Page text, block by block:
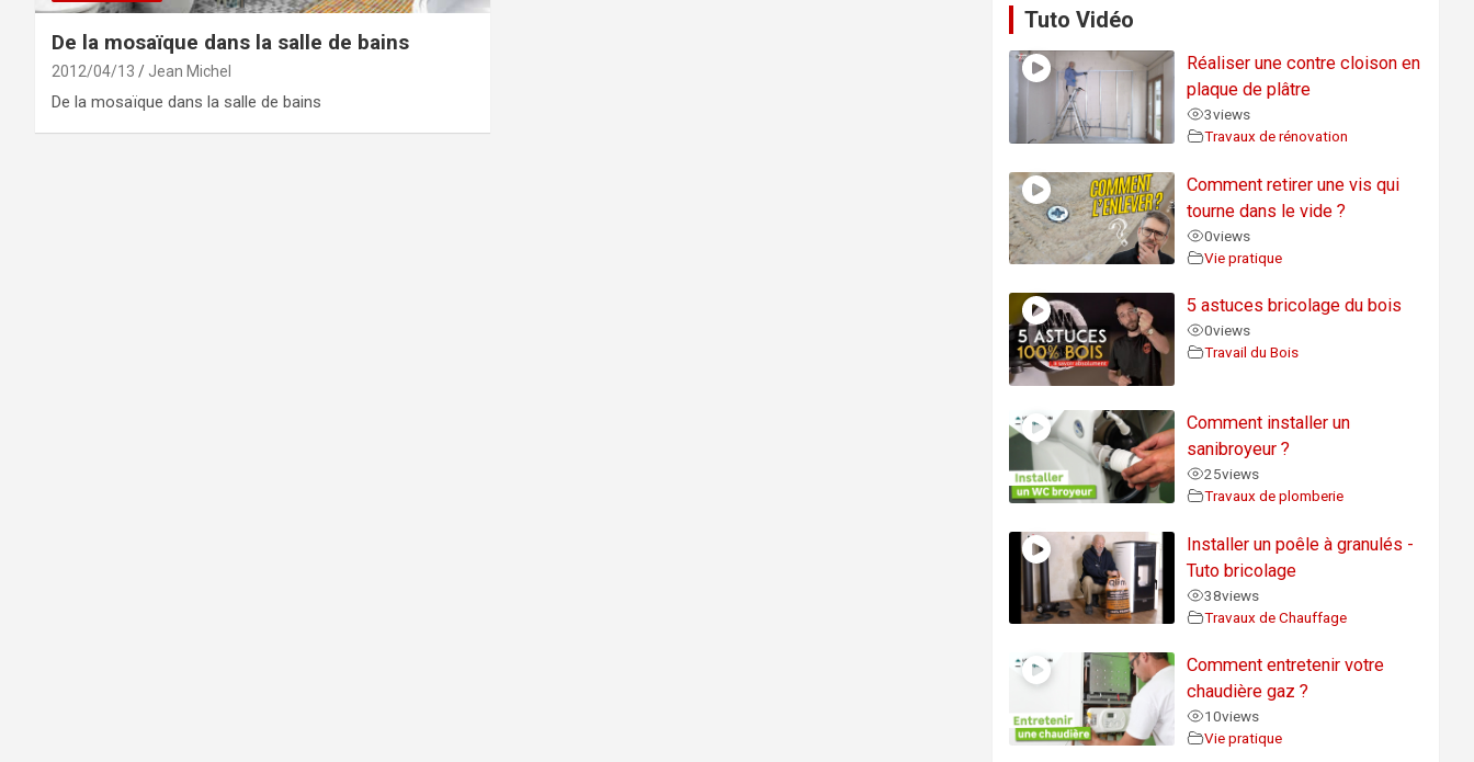
De la mosaïque dans la salle de bains
2012/04/13 Jean Michel
De la mosaïque dans la salle de bains
Tuto Vidéo
Réaliser une contre cloison en
plaque de plâtre
3views
Travaux de rénovation
Comment retirer une vis qui
tourne dans le vide ?
0views
Vie pratique
5 astuces bricolage du bois
0views
Travail du Bois
Comment installer un
sanibroyeur ?
25views
Travaux de plomberie
Installer un poêle à granulés -
Tuto bricolage
38views
Travaux de Chauffage
Comment entretenir votre
chaudière gaz ?
10views
Vie pratique